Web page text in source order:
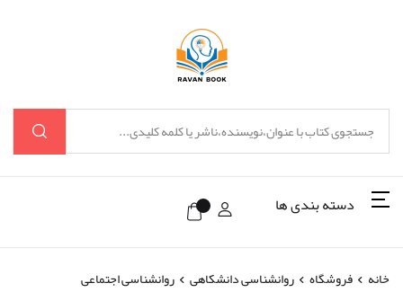
دسته بندی ها
خانه فروشگاه روانشناسی دانشکاهی روانشناسی اجتماعی